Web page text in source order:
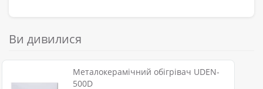
Ви дивилися
Металокерамічний обігрівач UDEN-
500D